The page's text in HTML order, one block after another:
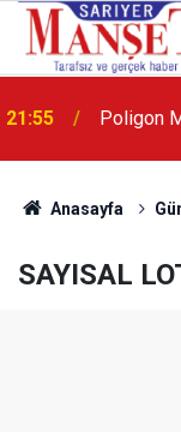
21:55 Poligon
13:36
Anasayfa
SAYISAL